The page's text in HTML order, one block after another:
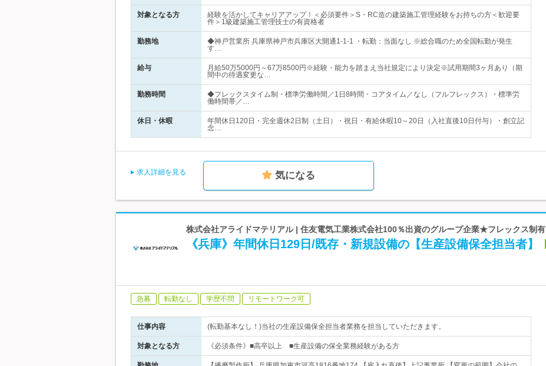
対象となる方
経験を活かしてキャリアアップ！＜必須要件＞S・RC造の建築施工管理経験をお持ちの方＜歓迎要
件＞1級建築施工管理技士の有資格者
勤務地
◆神戸営業所 兵庫県神戸市兵庫区大開通1-1-1 ・転勤：当面なし ※総合職のため全国転勤が発生
す…
給与
月給50万5000円～67万8500円※経験・能力を踏まえ当社規定により決定※試用期間3ヶ月あり（期
間中の待遇変更な…
勤務時間
◆フレックスタイム制・標準労働時間／1日8時間・コアタイム／なし（フルフレックス）・標準労
働時間帯／…
休日・休暇
年間休日120日・完全週休2日制（土日）・祝日・有給休暇10～20日（入社直後10日付与）・創立記
念…
求人詳細を見る 気になる
株式会社アライドマテリアル | 住友電気工業株式会社100％出資のグループ企業★フレックス制有
《兵庫》年間休日129日/既存・新規設備の【生産設備保全担当者】
急募 転勤なし 学歴不問 リモートワーク可
仕事内容 (転勤基本なし！)当社の生産設備保全担当者業務を担当していただきます。
対象となる方 《必須条件》■高卒以上 ■生産設備の保全業務経験がある方